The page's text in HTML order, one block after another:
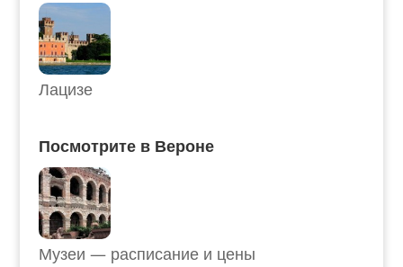
Лацизе
Посмотрите в Вероне
Музеи — расписание и цены